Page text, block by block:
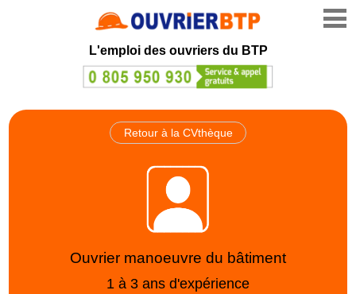
L'emploi des ouvriers du BTP
Retour à la CVthèque
Ouvrier manoeuvre du bâtiment
1 à 3 ans d'expérience